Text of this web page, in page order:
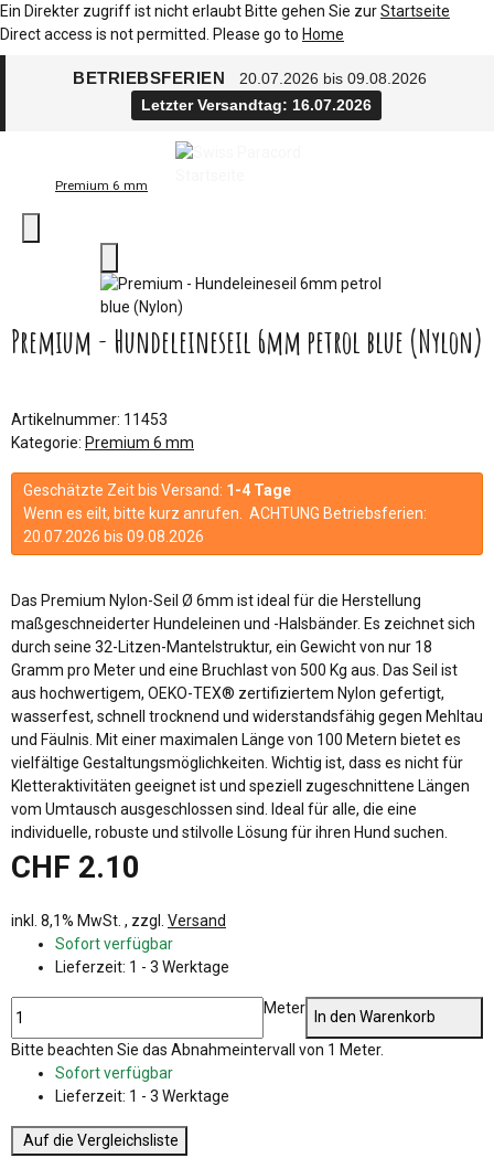
Ein Direkter zugriff ist nicht erlaubt Bitte gehen Sie zurStartseite
Direct access is not permitted. Please go to Home
BETRIEBSFERIEN
20.07.2026 bis 09.08.2026
Letzter Versandtag: 16.07.2026
Premium 6 mm
Premium - Hundeleineseil 6mm petrol blue (Nylon)
Artikelnummer: 11453
Kategorie: Premium 6 mm
Geschätzte Zeit bis Versand: 1-4 Tage
Wenn es eilt, bitte kurz anrufen. ACHTUNG Betriebsferien:
20.07.2026 bis 09.08.2026
Das Premium Nylon-Seil Ø 6mm ist ideal für die Herstellung
maßgeschneiderter Hundeleinen und -Halsbänder. Es zeichnet sich
durch seine 32-Litzen-Mantelstruktur, ein Gewicht von nur 18
Gramm pro Meter und eine Bruchlast von 500 Kg aus. Das Seil ist
aus hochwertigem, OEKO-TEX® zertifiziertem Nylon gefertigt,
wasserfest, schnell trocknend und widerstandsfähig gegen Mehltau
und Fäulnis. Mit einer maximalen Länge von 100 Metern bietet es
vielfältige Gestaltungsmöglichkeiten. Wichtig ist, dass es nicht für
Kletteraktivitäten geeignet ist und speziell zugeschnittene Längen
vom Umtausch ausgeschlossen sind. Ideal für alle, die eine
individuelle, robuste und stilvolle Lösung für ihren Hund suchen.
CHF 2.10
inkl. 8,1% MwSt. , zzgl. Versand
Sofort verfügbar
Lieferzeit: 1 - 3 Werktage
Meter
In den Warenkorb
xBitte beachten Sie das Abnahmeintervall von 1 Meter.
Sofort verfügbar
Lieferzeit: 1 - 3 Werktage
Auf die Vergleichsliste